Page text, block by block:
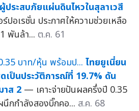
ประสบภัยแผ่นดินไหวในสุลาเวสี
อเรชั่น ประกาศให้ความช่วยเหลือ
พันล้า... ต.ค. 61
ไทยยูเนี่ยน
เป็นประวัติการณ์ที่ 19.7% ดัน
าส 2 — เคาะจ่ายปันผลครึ่งปี 0.35
กกำลังสองบิ๊กคอ... ส.ค. 68